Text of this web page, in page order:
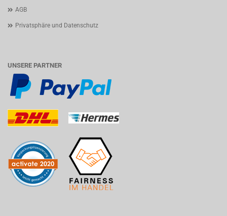
AGB
Privatsphäre und Datenschutz
UNSERE PARTNER